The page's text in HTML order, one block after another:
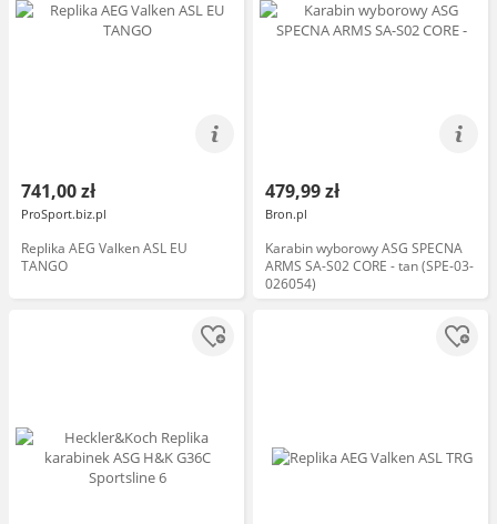
741,00 zł
ProSport.biz.pl
Replika AEG Valken ASL EU
TANGO
479,99 zł
Bron.pl
Karabin wyborowy ASG SPECNA
ARMS SA-S02 CORE - tan (SPE-03-
026054)